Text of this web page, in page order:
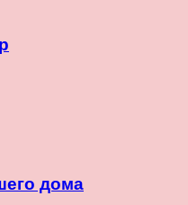
дома